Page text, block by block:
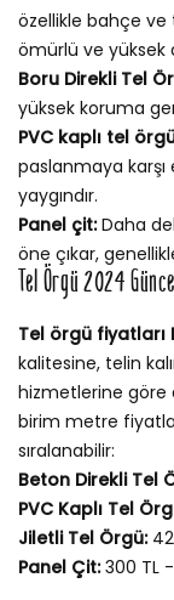
özellikle bahçe ve
ömürlü ve yüksek
Boru Direkli Tel
yüksek koruma
PVC kaplı tel
paslanmaya
yaygındır.
Panel çit:Daha
öne çıkar,
Tel Örgü 2024
Tel örgü fiyatları
kalitesine, telin
hizmetlerine göre
birim metre
sıralanabilir:
Beton Direkli Tel
PVC Kaplı Tel
Jiletli Tel Örgü:
Panel Çit:300 TL